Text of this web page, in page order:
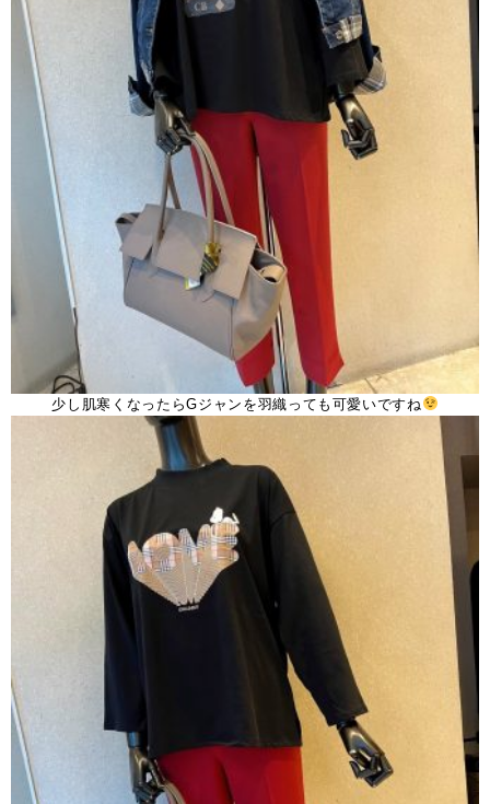
少し肌寒くなったらGジャンを羽織っても可愛いですね